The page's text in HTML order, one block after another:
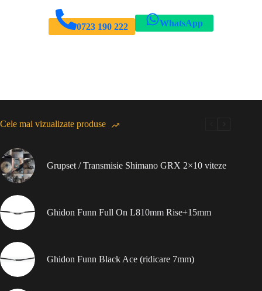
0723 190 222 WhatsApp
Cele mai vizualizate produse
Grupset / Transmisie Shimano GRX 2×10 viteze
Ghidon Funn Full On L810mm Rise+15mm
Ghidon Funn Black Ace (ridicare 7mm)